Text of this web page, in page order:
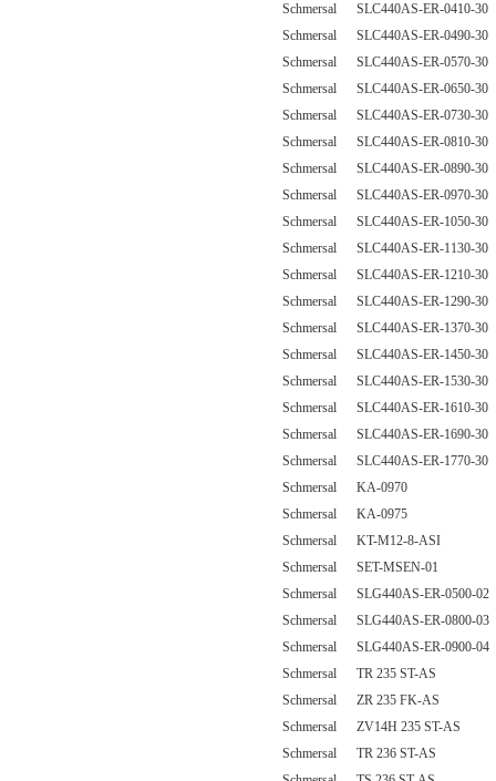
Schmersal SLC440AS-ER-0410-30
Schmersal SLC440AS-ER-0490-30
Schmersal SLC440AS-ER-0570-30
Schmersal SLC440AS-ER-0650-30
Schmersal SLC440AS-ER-0730-30
Schmersal SLC440AS-ER-0810-30
Schmersal SLC440AS-ER-0890-30
Schmersal SLC440AS-ER-0970-30
Schmersal SLC440AS-ER-1050-30
Schmersal SLC440AS-ER-1130-30
Schmersal SLC440AS-ER-1210-30
Schmersal SLC440AS-ER-1290-30
Schmersal SLC440AS-ER-1370-30
Schmersal SLC440AS-ER-1450-30
Schmersal SLC440AS-ER-1530-30
Schmersal SLC440AS-ER-1610-30
Schmersal SLC440AS-ER-1690-30
Schmersal SLC440AS-ER-1770-30
Schmersal KA-0970
Schmersal KA-0975
Schmersal KT-M12-8-ASI
Schmersal SET-MSEN-01
Schmersal SLG440AS-ER-0500-02
Schmersal SLG440AS-ER-0800-03
Schmersal SLG440AS-ER-0900-04
Schmersal TR 235 ST-AS
Schmersal ZR 235 FK-AS
Schmersal ZV14H 235 ST-AS
Schmersal TR 236 ST-AS